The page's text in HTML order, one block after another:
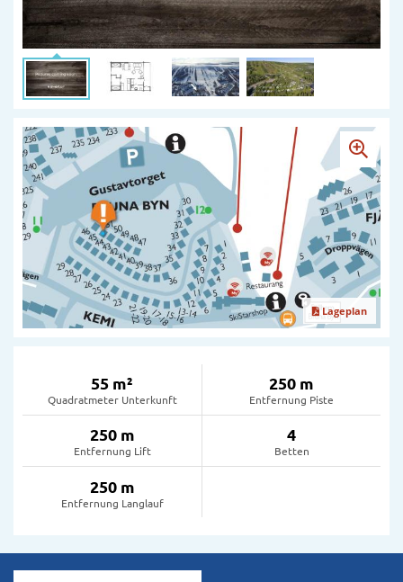
Lageplan
55 m²
Quadratmeter Unterkunft
250 m
Entfernung Piste
250 m
Entfernung Lift
4
Betten
250 m
Entfernung Langlauf